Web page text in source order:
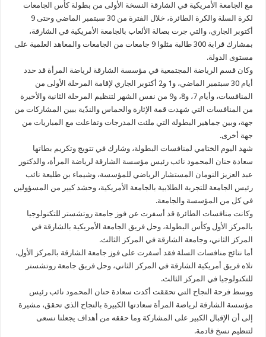
مع الجامعة الأمريكية في الشارقة النسخة الأولى من بطولة كأس الجامعات
لكرة السلة والكرة الطائرة، خلال الفترة من 30 سبتمبر الماضي وحتى 9
أكتوبر الجاري، والتي جرت بصالة الألعاب بالجامعة الأمريكية في الشارقة،
بمشارك قرابة 300 طالبة مثلوا 9 جامعات من الجامعات والمعاهد العلمية على
مستوى الدولة.
وكان قسم الرياضة المجتمعية في مؤسسة الشارقة لرياضة المرأة قد حدد
أيام 30 سبتمبر الماضي، و1 و2 أكتوبر الجاري لإقامة المرحلة الأولى من
المنافسات، وأيام 7، و8، و9 من نفس الشهر لتنظيم المرحلة الثانية والأخيرة
من المنافسات التي شهدت قمة الإثارة والحماس والندّية ببين المشاركات من
جهة، وبين جماهير البطولة التي ملئت المدرجات وتفاعلت مع المباريات من
جهة أخرى.
شهد اليوم الختامي لمنافسات البطولة، وشارك في تتويج وتكريم بطاتها
سعادة حنان المحمود نائب رئيس مؤسسة الشارقة لرياضة المرأة، والدكتور
عبد العزيز النومان المستشار الرياضي للمؤسسة، وشيماء بن طليعة نائب
رئيس الجامعة للتجربة الطلابية بالجامعة الأمريكية، وحشد كبير من المسؤولين
في كل من المؤسسة والجامعة.
وكانت منافسات الطائرة قد أسفرت عن فوز جامعة روتشستر للتكنولوجيا
بالمركز الأول وكأس البطولة، وحل فريق الجامعة الأمريكية بالشارقة في
المركز الثاني، وجامعة الشارقة في المركز الثالث.
أما نتائج منافسات السلة فقد أسفرت على فوز جامعة الشارقة بالمركز الأول،
تلاه فريق أمريكية الشارقة في المركز الثاني، وحل فريق جامعة روتشستر
للتكنولوجيا في المركز الثالث.
ووسط فرحة النجاح التي تحققت أكدت سعادة حنان المحمود نائب رئيس
مؤسسة الشارقة لرياضة المرأة سعادتها الكبيرة بالنجاح الذي تحقق، مشيرة
إلى أن الإقبال الكبير على المشاركة وما حققه من أهداف يجعلنا نسعى
لتنظيم نسخ قادمة.